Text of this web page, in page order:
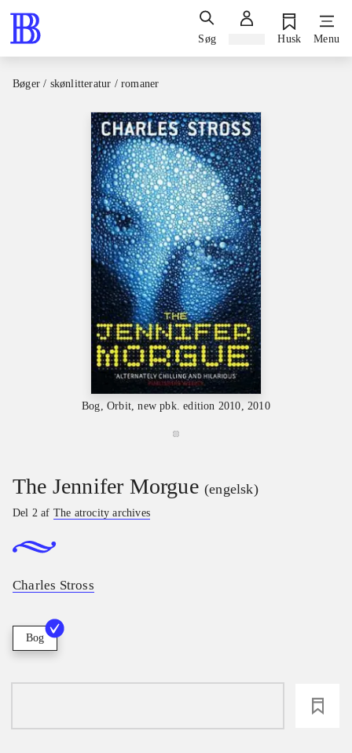
Søg Husk Menu
Bøger / skønlitteratur / romaner
Bog, Orbit, new pbk. edition 2010, 2010
The Jennifer Morgue (engelsk)
Del 2 af The atrocity archives
Charles Stross
Bog